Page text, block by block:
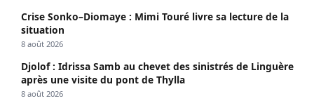
Crise Sonko–Diomaye : Mimi Touré livre sa lecture de la
situation
8 août 2026
Djolof : Idrissa Samb au chevet des sinistrés de Linguère
après une visite du pont de Thylla
8 août 2026